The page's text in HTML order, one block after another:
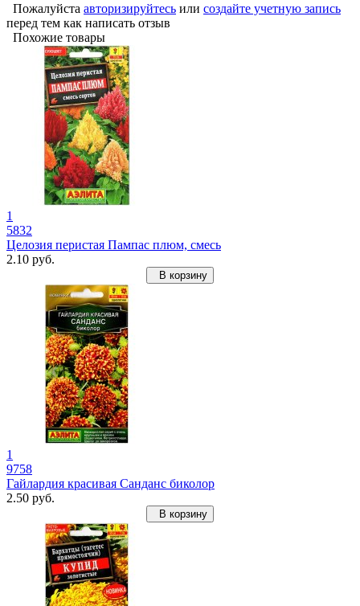
Пожалуйста авторизируйтесь или создайте учетную запись
перед тем как написать отзыв
Похожие товары
1
5832
Целозия перистая Пампас плюм, смесь
2.10 руб.
В корзину
1
9758
Гайлардия красивая Санданс биколор
2.50 руб.
В корзину